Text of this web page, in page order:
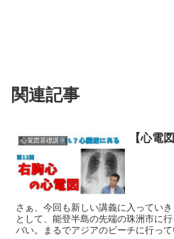
関連記事
心電図基礎講座 【心電
さぁ、今回も新しい講義に入ってい
として、能登半島の先端の珠洲市に
バい。まるでアジアのビーチに行っ